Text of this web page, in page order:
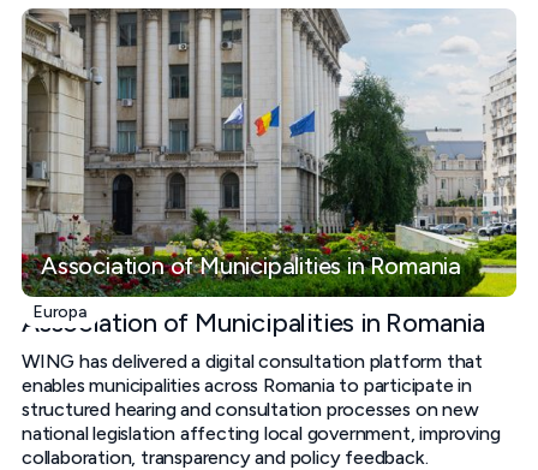
Association of Municipalities in Romania
Europa
Association of Municipalities in Romania
WING has delivered a digital consultation platform that
enables municipalities across Romania to participate in
structured hearing and consultation processes on new
national legislation affecting local government, improving
collaboration, transparency and policy feedback.